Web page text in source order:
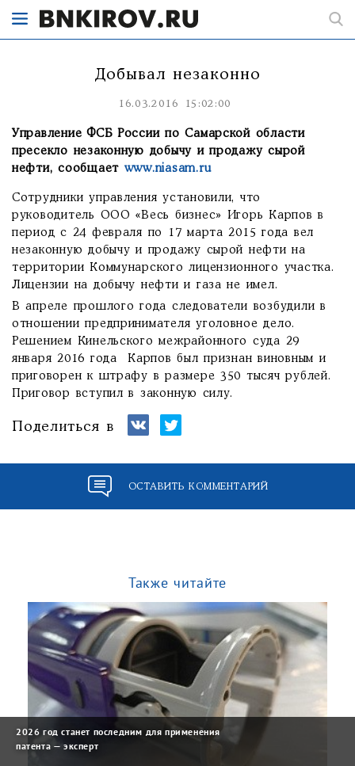
Добывал незаконно
16.03.2016 15:02:00
Управление ФСБ России по Самарской области
пресекло незаконную добычу и продажу сырой
нефти, сообщает www.niasam.ru
Сотрудники управления установили, что
руководитель ООО «Весь бизнес» Игорь Карпов в
период с 24 февраля по 17 марта 2015 года вел
незаконную добычу и продажу сырой нефти на
территории Коммунарского лицензионного участка.
Лицензии на добычу нефти и газа не имел.
В апреле прошлого года следователи возбудили в
отношении предпринимателя уголовное дело.
Решением Кинельского межрайонного суда 29
января 2016 года Карпов был признан виновным и
приговорен к штрафу в размере 350 тысяч рублей.
Приговор вступил в законную силу.
Поделиться в
ОСТАВИТЬ КОММЕНТАРИЙ
Также читайте
2026 год станет последним для применения
патента — эксперт